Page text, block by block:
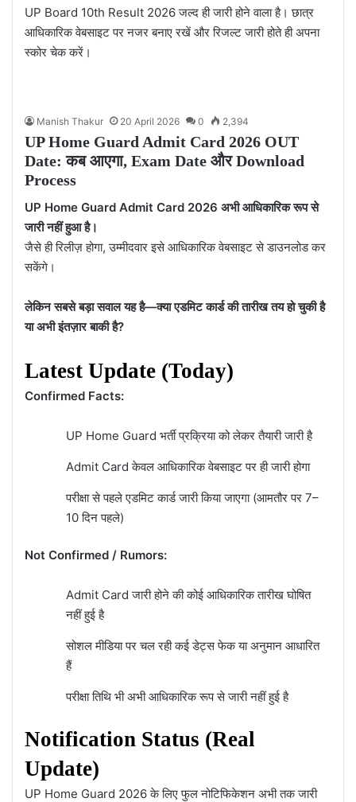
UP Board 10th Result 2026 जल्द ही जारी होने वाला है। छात्र
आधिकारिक वेबसाइट पर नजर बनाए रखें और रिजल्ट जारी होते ही अपना
स्कोर चेक करें।
Manish Thakur 20 April 2026 0 2,394
UP Home Guard Admit Card 2026 OUT
Date: कब आएगा, Exam Date और Download
Process
UP Home Guard Admit Card 2026 अभी आधिकारिक रूप से
जारी नहीं हुआ है।
जैसे ही रिलीज़ होगा, उम्मीदवार इसे आधिकारिक वेबसाइट से डाउनलोड कर
सकेंगे।
लेकिन सबसे बड़ा सवाल यह है—क्या एडमिट कार्ड की तारीख तय हो चुकी है
या अभी इंतज़ार बाकी है?
Latest Update (Today)
Confirmed Facts:
UP Home Guard भर्ती प्रक्रिया को लेकर तैयारी जारी है
Admit Card केवल आधिकारिक वेबसाइट पर ही जारी होगा
परीक्षा से पहले एडमिट कार्ड जारी किया जाएगा (आमतौर पर 7–
10 दिन पहले)
Not Confirmed / Rumors:
Admit Card जारी होने की कोई आधिकारिक तारीख घोषित
नहीं हुई है
सोशल मीडिया पर चल रही कई डेट्स फेक या अनुमान आधारित
हैं
परीक्षा तिथि भी अभी आधिकारिक रूप से जारी नहीं हुई है
Notification Status (Real
Update)
UP Home Guard 2026 के लिए फुल नोटिफिकेशन अभी तक जारी